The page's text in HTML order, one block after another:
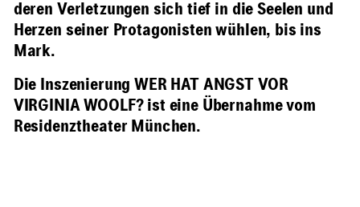
deren Verletzungen sich tief in die Seelen und
Herzen seiner Protagonisten wühlen, bis ins
Mark.
Die Inszenierung WER HAT ANGST VOR
VIRGINIA WOOLF? ist eine Übernahme vom
Residenztheater München.